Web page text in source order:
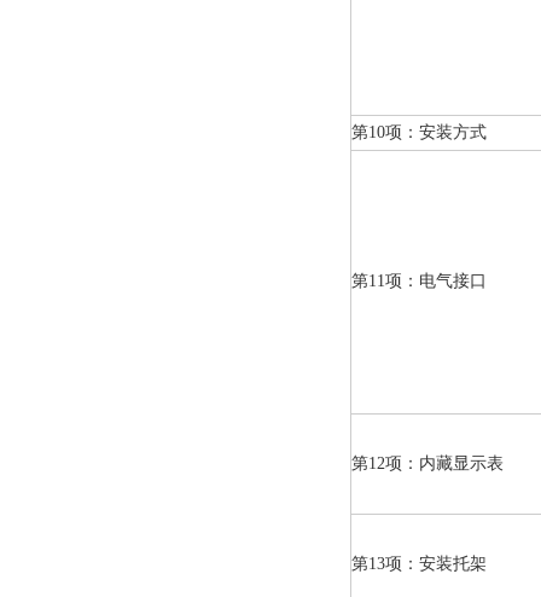
第10项：安装方式
第11项：电气接口
第12项：内藏显示表
第13项：安装托架